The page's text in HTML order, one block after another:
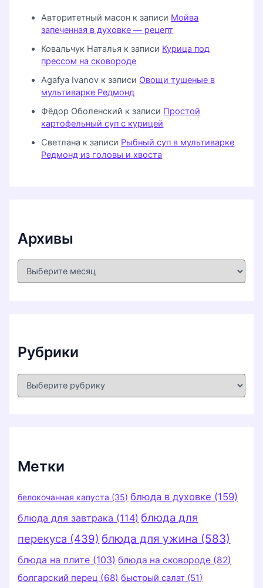
Авторитетный масон к записи Мойва
запеченная в духовке — рецепт
Ковальчук Наталья к записи Курица под
прессом на сковороде
Agafya Ivanov к записи Овощи тушеные в
мультиварке Редмонд
Фёдор Оболенский к записи Простой
картофельный суп с курицей
Светлана к записи Рыбный суп в мультиварке
Редмонд из головы и хвоста
Архивы
Рубрики
Р
Метки
белокочанная капуста (35) блюда в духовке (159)
блюда для завтрака (114) блюда для
перекуса (439) блюда для ужина (583)
блюда на плите (103) блюда на сковороде (82)
болгарский перец (68) быстрый салат (51)